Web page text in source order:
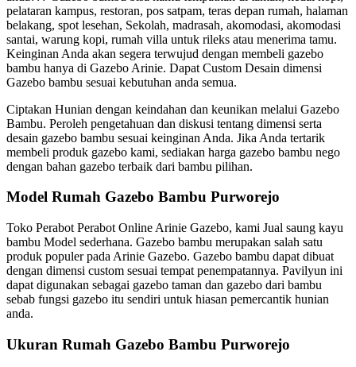
pelataran kampus, restoran, pos satpam, teras depan rumah, halaman
belakang, spot lesehan, Sekolah, madrasah, akomodasi, akomodasi
santai, warung kopi, rumah villa untuk rileks atau menerima tamu.
Keinginan Anda akan segera terwujud dengan membeli gazebo
bambu hanya di Gazebo Arinie. Dapat Custom Desain dimensi
Gazebo bambu sesuai kebutuhan anda semua.
Ciptakan Hunian dengan keindahan dan keunikan melalui Gazebo
Bambu. Peroleh pengetahuan dan diskusi tentang dimensi serta
desain gazebo bambu sesuai keinginan Anda. Jika Anda tertarik
membeli produk gazebo kami, sediakan harga gazebo bambu nego
dengan bahan gazebo terbaik dari bambu pilihan.
Model Rumah Gazebo Bambu Purworejo
Toko Perabot Perabot Online Arinie Gazebo, kami Jual saung kayu
bambu Model sederhana. Gazebo bambu merupakan salah satu
produk populer pada Arinie Gazebo. Gazebo bambu dapat dibuat
dengan dimensi custom sesuai tempat penempatannya. Pavilyun ini
dapat digunakan sebagai gazebo taman dan gazebo dari bambu
sebab fungsi gazebo itu sendiri untuk hiasan pemercantik hunian
anda.
Ukuran Rumah Gazebo Bambu Purworejo